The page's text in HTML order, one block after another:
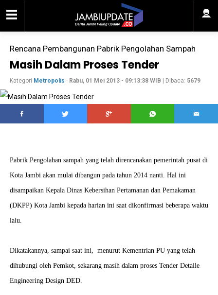
Rencana Pembangunan Pabrik Pengolahan Sampah
Masih Dalam Proses Tender
Kategori Metropolis - Rabu, 01 Mei 2013 - 09:13:38 WIB | Dibaca: 5679
Pabrik Pengolahan sampah yang telah direncanakan pemerintah pusat di
Kota Jambi akan mulai dibangun pada tahun 2014 nanti. Hal ini
disampaikan Kepala Dinas Kebersihan Pertamanan dan Pemakaman
(DKPP) Kota Jambi kepada harian ini saat dikonfirmasi beberapa waktu
lalu.
Dikatakannya, sampai saat ini, menurut Kementrian PU yang telah
dihubungi oleh Pemkot, sekarang masih dalam proses Tender Detaile
Engineering Design DED.